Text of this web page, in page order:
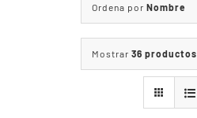
Quiénes somos
Qué hacemos
Ordena por Nombre
Mostrar 36 productos